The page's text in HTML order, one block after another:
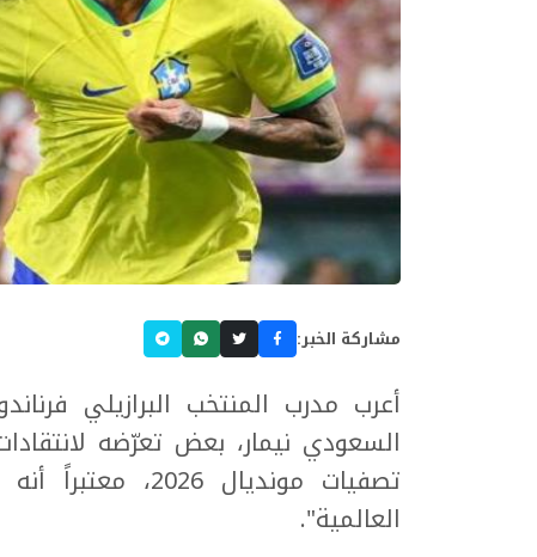
مشاركة الخبر:
أعرب مدرب المنتخب البرازيلي
السعودي نيمار، بعض تعرّضه
تصفيات مونديال
العالمية".